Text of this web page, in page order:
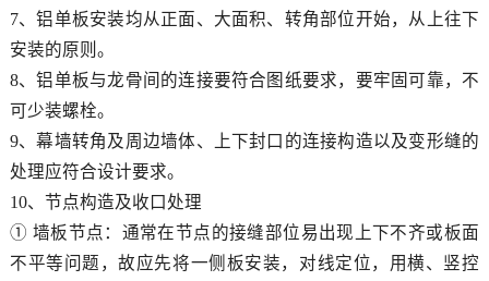
7、铝单板安装均从正面、大面积、转角部位开始，从上往下
安装的原则。
8、铝单板与龙骨间的连接要符合图纸要求，要牢固可靠，不
可少装螺栓。
9、幕墙转角及周边墙体、上下封口的连接构造以及变形缝的
处理应符合设计要求。
10、节点构造及收口处理
① 墙板节点：通常在节点的接缝部位易出现上下不齐或板面
不平等问题，故应先将一侧板安装，对线定位，用横、竖控